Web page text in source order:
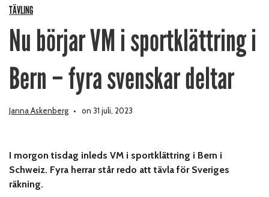
TÄVLING
Nu börjar VM i sportklättring i
Bern – fyra svenskar deltar
Janna Askenberg on 31 juli, 2023
I morgon tisdag inleds VM i sportklättring i Bern i
Schweiz. Fyra herrar står redo att tävla för Sveriges
räkning.